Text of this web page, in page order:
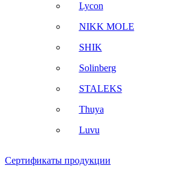
Lycon
NIKK MOLE
SHIK
Solinberg
STALEKS
Thuya
Luvu
Сертификаты продукции